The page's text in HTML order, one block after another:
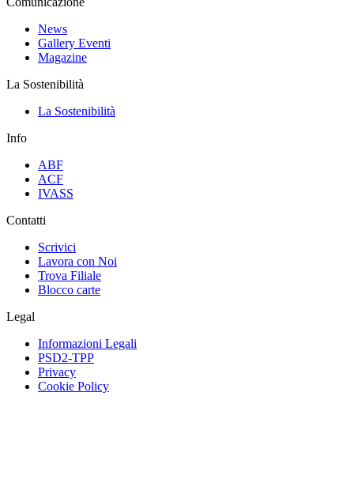
News
Gallery Eventi
Magazine
La Sostenibilità
La Sostenibilità
Info
ABF
ACF
IVASS
Contatti
Scrivici
Lavora con Noi
Trova Filiale
Blocco carte
Legal
Informazioni Legali
PSD2-TPP
Privacy
Cookie Policy